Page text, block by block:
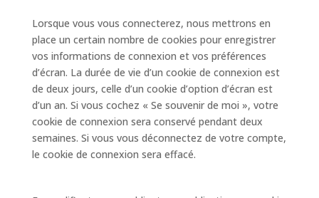
Lorsque vous vous connecterez, nous mettrons en
place un certain nombre de cookies pour enregistrer
vos informations de connexion et vos préférences
d’écran. La durée de vie d’un cookie de connexion est
de deux jours, celle d’un cookie d’option d’écran est
d’un an. Si vous cochez « Se souvenir de moi », votre
cookie de connexion sera conservé pendant deux
semaines. Si vous vous déconnectez de votre compte,
le cookie de connexion sera effacé.